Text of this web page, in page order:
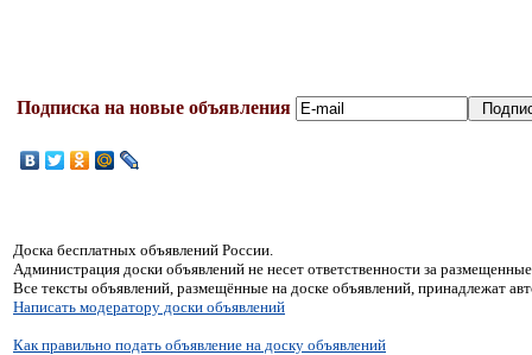
Подписка на новые объявления
Доска бесплатных объявлений России.
Администрация доски объявлений не несет ответственности за
Все тексты объявлений, размещённые на доске объявлений, принадлежат
Написать модератору доски объявлений
Как правильно подать объявление на доску объявлений